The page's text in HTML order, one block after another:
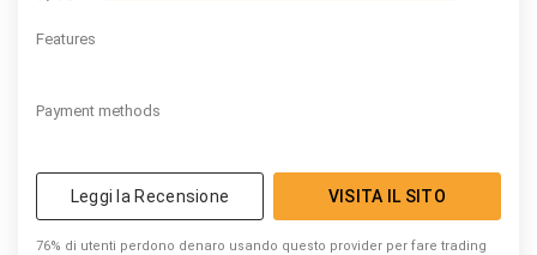
Features
Payment methods
Leggi la Recensione VISITA IL SITO
76% di utenti perdono denaro usando questo provider per fare trading